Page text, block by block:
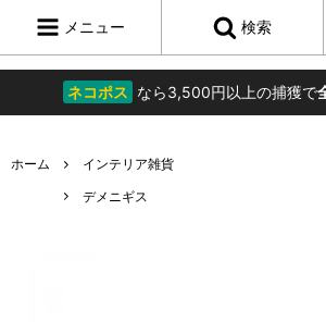
ネコポス なら3,500円以上の捕獲で
メニュー 検索
ホーム
インテリア雑貨
デメニギス